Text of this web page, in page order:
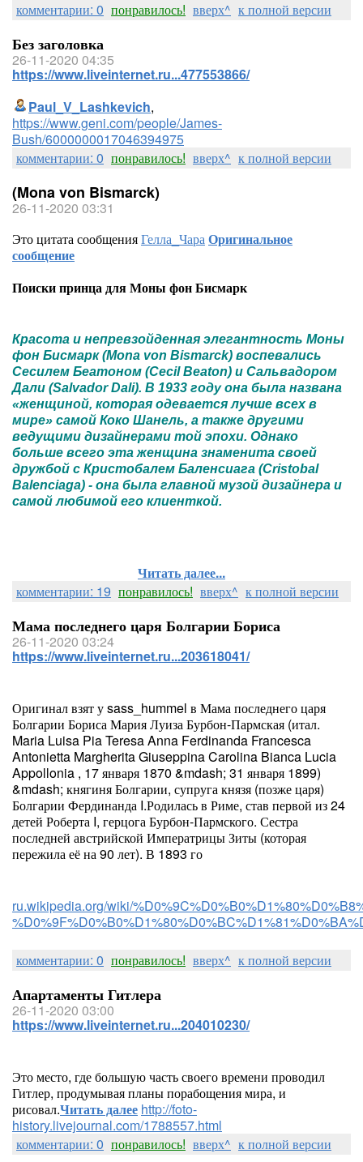
комментарии: 0 понравилось! вверх^ к полной версии
Без заголовка
26-11-2020 04:35
https://www.liveinternet.ru...477553866/
Paul_V_Lashkevich,
https://www.geni.com/people/James-
Bush/6000000017046394975
комментарии: 0 понравилось! вверх^ к полной версии
(Mona von Bismarck)
26-11-2020 03:31
Это цитата сообщенияГелла_ЧараОригинальное
сообщение
Поиски принца для Моны фон Бисмарк
Красота и непревзойденная элегантность Моны
фон Бисмарк (Mona von Bismarck) воспевались
Сесилем Беатоном (Cecil Beaton) и Сальвадором
Дали (Salvador Dali). В 1933 году она была названа
«женщиной, которая одевается лучше всех в
мире» самой Коко Шанель, а также другими
ведущими дизайнерами той эпохи. Однако
больше всего эта женщина знаменита своей
дружбой с Кристобалем Баленсиага (Cristobal
Balenciaga) - она была главной музой дизайнера и
самой любимой его клиенткой.
Читать далее...
комментарии: 19 понравилось! вверх^ к полной версии
Мама последнего царя Болгарии Бориса
26-11-2020 03:24
https://www.liveinternet.ru...203618041/
Оригинал взят у sass_hummel в Мама последнего царя
Болгарии Бориса Мария Луиза Бурбон-Пармская (итал.
Maria Luisa Pia Teresa Anna Ferdinanda Francesca
Antonietta Margherita Giuseppina Carolina Bianca Lucia
Appollonia , 17 января 1870 &mdash; 31 января 1899)
&mdash; княгиня Болгарии, супруга князя (позже царя)
Болгарии Фердинанда I.Родилась в Риме, став первой из 24
детей Роберта I, герцога Бурбон-Пармского. Сестра
последней австрийской Императрицы Зиты (которая
пережила её на 90 лет). В 1893 го
ru.wikipedia.org/wiki/
комментарии: 0 понравилось! вверх^ к полной версии
Апартаменты Гитлера
26-11-2020 03:00
https://www.liveinternet.ru...204010230/
Это место, где большую часть своего времени проводил
Гитлер, продумывая планы порабощения мира, и
рисовал.Читать далее http://foto-
history.livejournal.com/1788557.html
комментарии: 0 понравилось! вверх^ к полной версии